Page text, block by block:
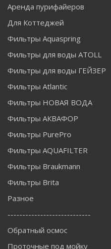
Аренда пурифайеров
Для Коттеджей
Фильтры Aquaspring
Фильтры для воды ATOLL
Фильтры для воды ГЕЙЗЕР
Фильтры Atlantic
Фильтры НОВАЯ ВОДА
Фильтры АКВАФОР
Фильтры PurePro
Фильтры AQUAFILTER
Фильтры Braukmann
Фильтры Brita
Разное
----------------------------
Обратный осмос
Проточные под мойку